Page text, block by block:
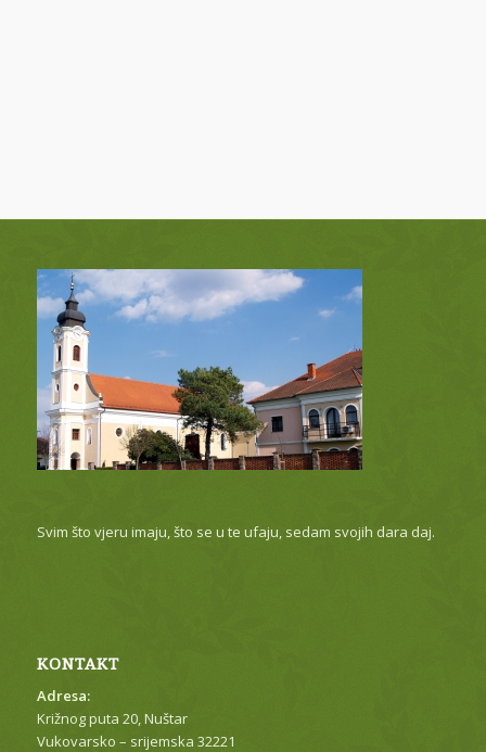
Svim što vjeru imaju, što se u te ufaju, sedam svojih dara daj.
KONTAKT
Adresa:
Križnog puta 20, Nuštar
Vukovarsko – srijemska 32221